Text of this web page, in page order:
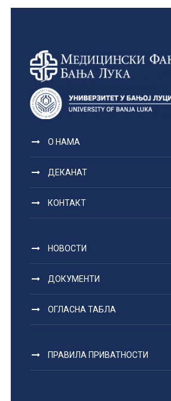
О НАМА
ДЕКАНАТ
КОНТАКТ
НОВОСТИ
ДОКУМЕНТИ
ОГЛАСНА ТАБЛА
ПРАВИЛА ПРИВАТНОСТИ